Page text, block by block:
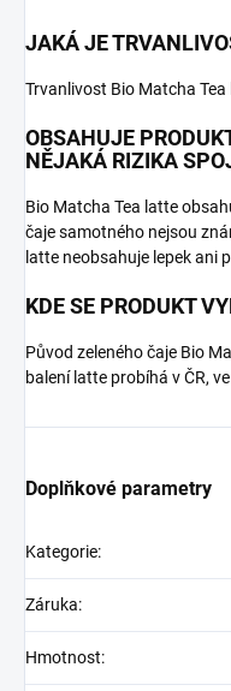
JAKÁ JE
Trvanlivost Bio Matcha Tea
OBSAHUJE
NĚJAKÁ RIZIKA
Bio Matcha Tea latte
čaje samotného nejsou
latte neobsahuje lepek ani
KDE SE PRODUKT
Původ zeleného čaje Bio
balení latte probíhá v ČR,
Doplňkové parametry
Kategorie:
Záruka:
Hmotnost: